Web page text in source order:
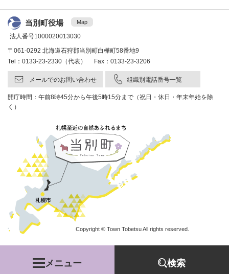
メニュー 検索
当別町役場 Map
法人番号1000020013030
〒061-0292 北海道石狩郡当別町白樺町58番地9
Tel：0133-23-2330（代表） Fax：0133-23-3206
メールでのお問い合わせ 組織別電話番号一覧
開庁時間：午前8時45分から午後5時15分まで（祝日・休日・年末年始を除
く）
Copyright © Town Tobetsu All rights reserved.